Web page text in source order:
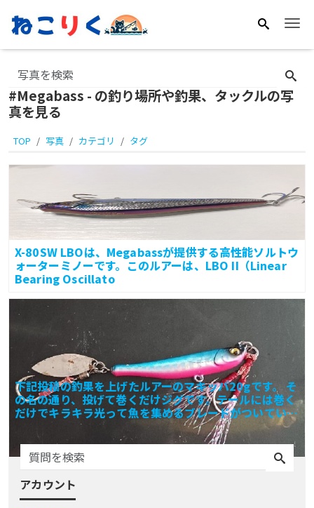
#Megabass - の釣り場所や釣果、タックルの写
真を見る
TOP 写真 カテゴリ タグ
X-80SW LBOは、Megabassが提供する高性能ソルトウ
ォーターミノーです。このルアーは、LBO II（Linear
Bearing Oscillato
下記投稿の釣果を上げたルアーのマキッパ20gです。 そ
の名の通り、投げて巻くだけジグです。テールには巻く
だけでキラキラ光って魚を集めるブレードがついていま
アカウント